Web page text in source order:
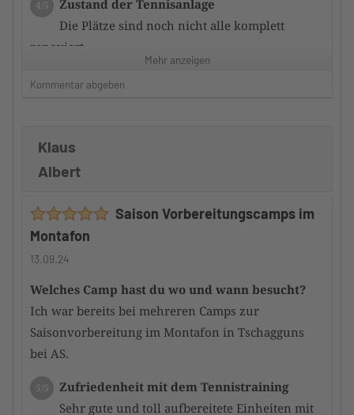
4/5
Zustand der Tennisanlage
Die Plätze sind noch nicht alle komplett
renoviert
3/5
Zufriedenheit mit dem Hotel
Frühstück ausreichend, aber nicht sternewürdig.
Service nett und zuvorkommend und stets bemüht.
besser sein.
Würdest du das Camp an andere
Mehr anzeigen
Kommentar abgeben
Klaus
Albert
Saison Vorbereitungscamps im
Montafon
13.09.24
Welches Camp hast du wo und wann besucht?
Ich war bereits bei mehreren Camps zur
Saisonvorbereitung im Montafon in Tschagguns
bei AS.
5/5
Zufriedenheit mit dem Tennistraining
Sehr gute und toll aufbereitete Einheiten mit